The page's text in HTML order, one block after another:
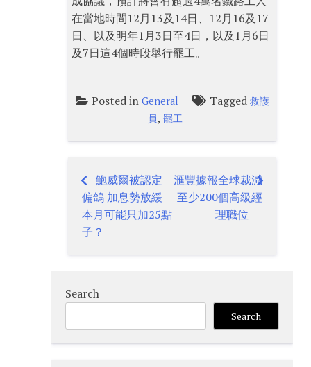
在當地時間12月13及14日、12月16及17
日、以及明年1月3日至4日，以及1月6日
及7日這4個時段舉行罷工。
Posted in General Tagged 救護
員,罷工
Post
navigation
鮑威爾被認定
偏鴿 加息勢放緩
本月可能只加25點
子？
滙豐據報全球裁減
至少200個高級經
理職位
Search
Search